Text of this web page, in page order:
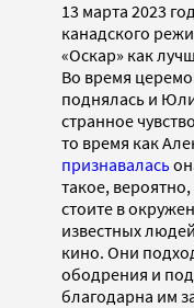
13 марта 2023
канадского
«Оскар» как
Во время
поднялась и
странное
то время как
признавалась
такое,
стоите в
известных
кино. Они
ободрения и
благодарна им